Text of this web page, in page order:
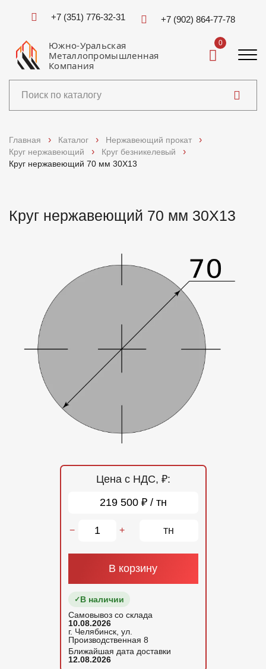
+7 (351) 776-32-31 +7 (902) 864-77-78
Южно-Уральская
Металлопромышленная
Компания
0
Услуги
Доставка и оплата
Контакты
Главная Каталог
Нержавеющий прокат
Круг нержавеющий
Круг безникелевый
Круг нержавеющий 70 мм 30Х13
Круг нержавеющий 70 мм 30Х13
Цена с НДС, ₽:
219 500 ₽ / тн
− + тн
В корзину
В наличии
Самовывоз со склада
10.08.2026
г. Челябинск, ул.
Производственная 8
Ближайшая дата доставки
12.08.2026